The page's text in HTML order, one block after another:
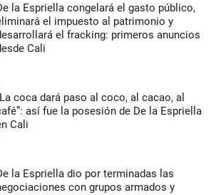
la Espriella congelará el gasto público,
el impuesto al patrimonio y
el fracking: primeros anuncios
Cali
coca dará paso al coco, al cacao, al
así fue la posesión de De la Espriella
Cali
la Espriella dio por terminadas las
con grupos armados y